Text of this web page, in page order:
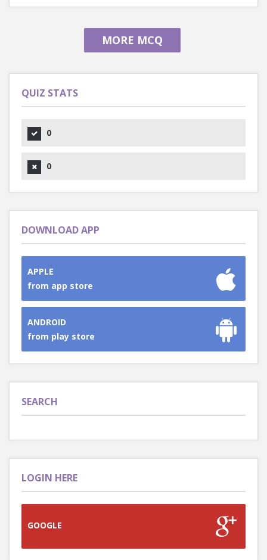
MORE MCQ
QUIZ STATS
0
0
DOWNLOAD APP
APPLE
from app store
ANDROID
from play store
SEARCH
LOGIN HERE
GOOGLE